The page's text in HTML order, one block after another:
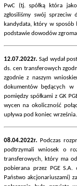
PwC (tj. spółką która
zgłosiliśmy swój
kandydata, który w sposób
podstawie dowodów
12.07.2022r. Sąd wydał
ds. cen transferowych
zgodnie z naszym
dokumentów będących w
pomiędzy spółkami z GK
wycen na okoliczność
upływa pod koniec września.
08.04.2022r. Podczas
podtrzymali wniosek o
transferowych, który ma
pobierana przez PGE
Państwo akcjonariuszami)